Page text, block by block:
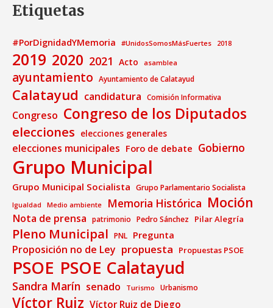
Etiquetas
#PorDignidadYMemoria #UnidosSomosMásFuertes 2018
2019 2020 2021 Acto asamblea
ayuntamiento Ayuntamiento de Calatayud
Calatayud candidatura Comisión Informativa
Congreso Congreso de los Diputados
elecciones elecciones generales
elecciones municipales Foro de debate Gobierno
Grupo Municipal
Grupo Municipal Socialista Grupo Parlamentario Socialista
Igualdad Medio ambiente Memoria Histórica Moción
Nota de prensa patrimonio Pedro Sánchez Pilar Alegría
Pleno Municipal PNL Pregunta
Proposición no de Ley propuesta Propuestas PSOE
PSOE PSOE Calatayud
Sandra Marín senado Turismo Urbanismo
Víctor Ruiz Víctor Ruiz de Diego